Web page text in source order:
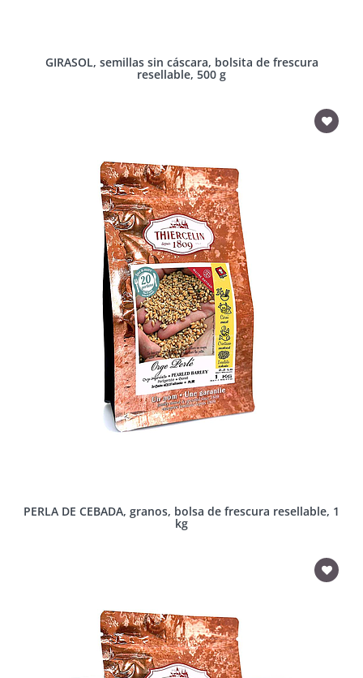
GIRASOL, semillas sin cáscara, bolsita de frescura
resellable, 500 g
PERLA DE CEBADA, granos, bolsa de frescura resellable, 1
kg